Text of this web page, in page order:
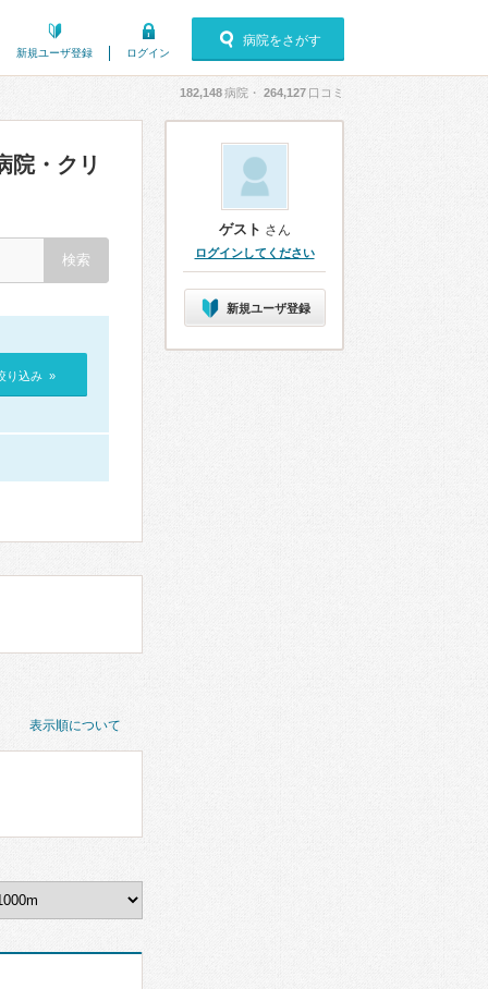
新規ユーザ登録 ログイン
病院をさがす
182,148病院・ 264,127 口コミ
院・クリ
り込み »
表示順について
ゲスト さん
ログインしてください
新規ユーザ登録